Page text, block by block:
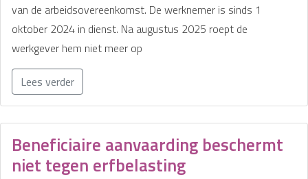
van de arbeidsovereenkomst. De werknemer is sinds 1
oktober 2024 in dienst. Na augustus 2025 roept de
werkgever hem niet meer op
Lees verder
Beneficiaire aanvaarding beschermt
niet tegen erfbelasting